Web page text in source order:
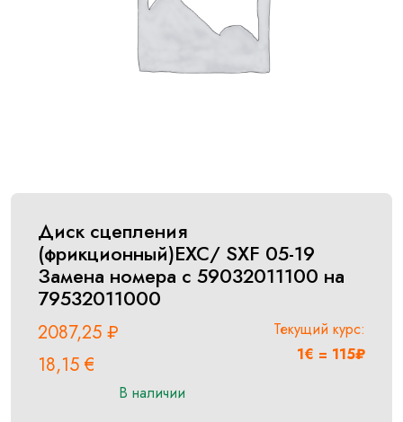
Диск сцепления
(фрикционный)EXC/ SXF 05-19
Замена номера с 59032011100 на
79532011000
2087,25 ₽
18,15€
Текущий курс:
1€ = 115₽
В наличии